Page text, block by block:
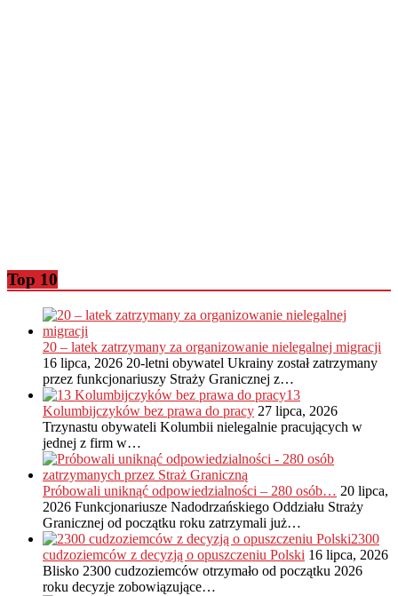
Top 10
20 – latek zatrzymany za organizowanie nielegalnej migracji
16 lipca, 2026 20-letni obywatel Ukrainy został zatrzymany
przez funkcjonariuszy Straży Granicznej z…
13
Kolumbijczyków bez prawa do pracy 27 lipca, 2026
Trzynastu obywateli Kolumbii nielegalnie pracujących w
jednej z firm w…
Próbowali uniknąć odpowiedzialności – 280 osób… 20 lipca,
2026 Funkcjonariusze Nadodrzańskiego Oddziału Straży
Granicznej od początku roku zatrzymali już…
2300
cudzoziemców z decyzją o opuszczeniu Polski 16 lipca, 2026
Blisko 2300 cudzoziemców otrzymało od początku 2026
roku decyzje zobowiązujące…